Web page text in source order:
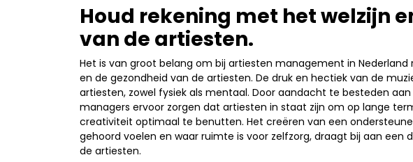
Houd rekening met het welzijn
van de artiesten.
Het is van groot belang om bij artiesten management in
en de gezondheid van de artiesten. De druk en hectiek van de
artiesten, zowel fysiek als mentaal. Door aandacht te besteden
managers ervoor zorgen dat artiesten in staat zijn om op lange
creativiteit optimaal te benutten. Het creëren van een
gehoord voelen en waar ruimte is voor zelfzorg, draagt bij aan een
de artiesten.